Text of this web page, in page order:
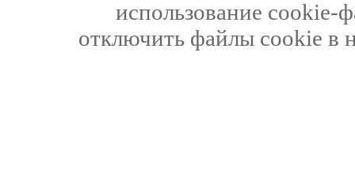
использование cookie-
отключить файлы cookie в